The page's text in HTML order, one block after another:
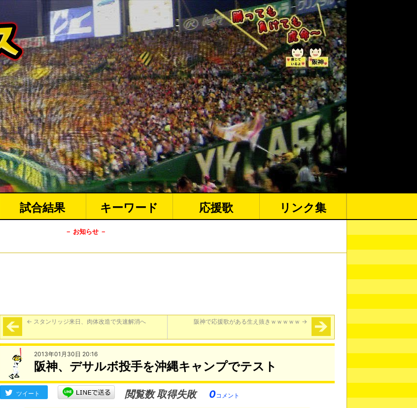
試合結果 キーワード 応援歌 リンク集
－ お知らせ －
← スタンリッジ来日、肉体改造で失速解消へ 阪神で応援歌がある生え抜きｗｗｗｗｗ →
2013年01月30日 20:16
阪神、デサルボ投手を沖縄キャンプでテスト
ツイート 閲覧数 取得失敗 0コメント